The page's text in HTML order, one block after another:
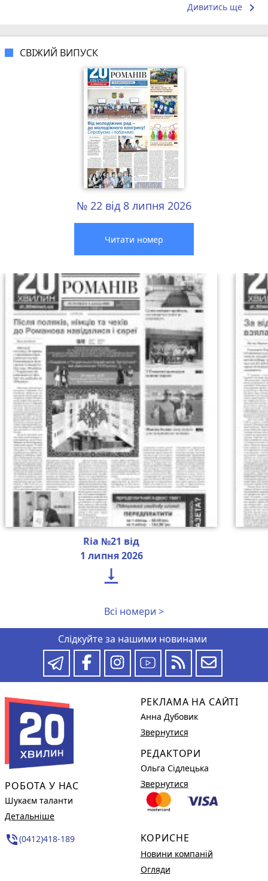
Дивитись ще keyboard_arrow_right
СВІЖИЙ ВИПУСК
№ 22 від 8 липня 2026
Читати номер
Ria №21 від
1 липня 2026

Всі номери >
Слідкуйте за нашими новинами
РОБОТА У НАС
Шукаєм таланти
Детальніше
phone_in_talk(0412)418-189
РЕКЛАМА НА САЙТІ
Анна Дубовик
Звернутися
РЕДАКТОРИ
Ольга Сідлецька
Звернутися
КОРИСНЕ
Новини компаній
Огляди